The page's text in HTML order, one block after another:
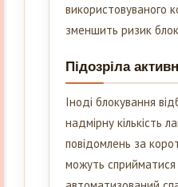
використовуваного
зменшить ризик
Підозріла
Іноді блокування
надмірну кількість
повідомлень за
можуть